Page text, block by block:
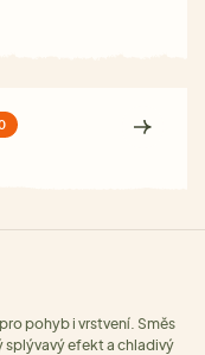
pohyb i vrstvení. Směs
splývavý efekt a chladivý